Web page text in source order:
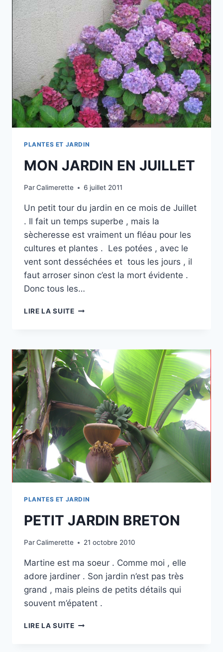
TEMPS
PLANTES ET JARDIN
MON JARDIN EN JUILLET
ParCalimerette 6 juillet 2011
Un petit tour du jardin en ce mois de Juillet
. Il fait un temps superbe , mais la
sècheresse est vraiment un fléau pour les
cultures et plantes . Les potées , avec le
vent sont desséchées et tous les jours , il
faut arroser sinon c’est la mort évidente .
Donc tous les…
LIRE LA SUITEMON
PLANTES ET JARDIN
PETIT JARDIN BRETON
ParCalimerette 21 octobre 2010
Martine est ma soeur . Comme moi , elle
adore jardiner . Son jardin n’est pas très
grand , mais pleins de petits détails qui
souvent m’épatent .
LIRE LA SUITEPETIT